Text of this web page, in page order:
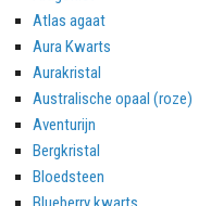
Atlas agaat
Aura Kwarts
Aurakristal
Australische opaal (roze)
Aventurijn
Bergkristal
Bloedsteen